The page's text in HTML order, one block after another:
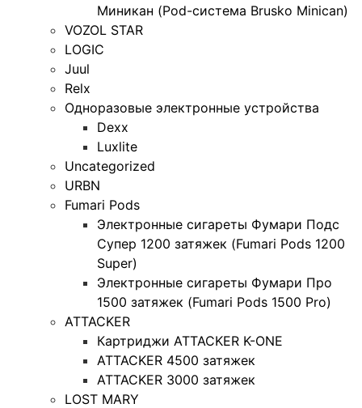
Миникан (Pod-система Brusko Minican)
VOZOL STAR
LOGIC
Juul
Relx
Одноразовые электронные устройства
Dexx
Luxlite
Uncategorized
URBN
Fumari Pods
Электронные сигареты Фумари Подс
Супер 1200 затяжек (Fumari Pods 1200
Super)
Электронные сигареты Фумари Про
1500 затяжек (Fumari Pods 1500 Pro)
ATTACKER
Картриджи ATTACKER K-ONE
ATTACKER 4500 затяжек
ATTACKER 3000 затяжек
LOST MARY